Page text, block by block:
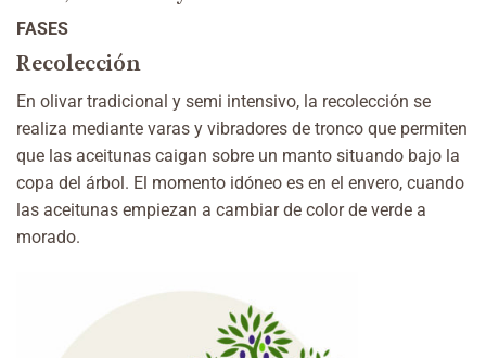
FASES
Recolección
En olivar tradicional y semi intensivo, la recolección se
realiza mediante varas y vibradores de tronco que permiten
que las aceitunas caigan sobre un manto situando bajo la
copa del árbol. El momento idóneo es en el envero, cuando
las aceitunas empiezan a cambiar de color de verde a
morado.